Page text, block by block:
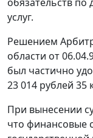
обязательств по
услуг.
Решением
области от
был частично
23 014 рублей 35
При вынесении
что финансовые